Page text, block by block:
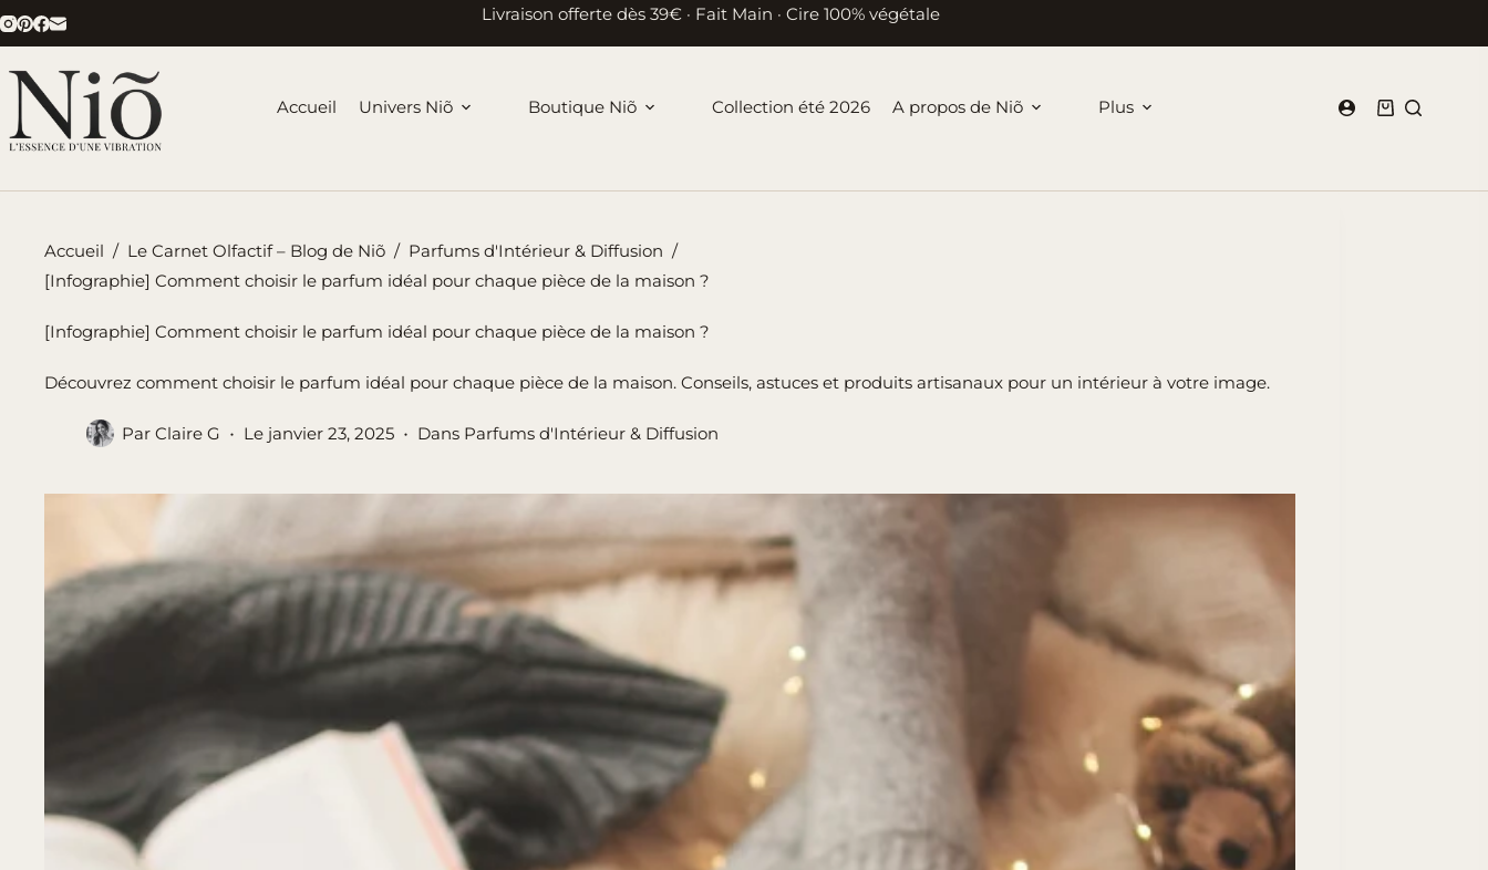
Passer
au
contenu
Livraison offerte dès 39€ · Fait Main · Cire 100% végétale
Accueil Univers Niõ Boutique Niõ Collection été 2026 A propos de Niõ Plus
Panier
Accueil / Le Carnet Olfactif – Blog de Niõ / Parfums d'Intérieur & Diffusion /
[Infographie] Comment choisir le parfum idéal pour chaque pièce de la maison ?
[Infographie] Comment choisir le parfum idéal pour chaque pièce de la maison ?
Découvrez comment choisir le parfum idéal pour chaque pièce de la maison. Conseils, astuces et produits artisanaux pour un intérieur à votre image.
Par Claire G Le janvier 23, 2025 Dans Parfums d'Intérieur & Diffusion